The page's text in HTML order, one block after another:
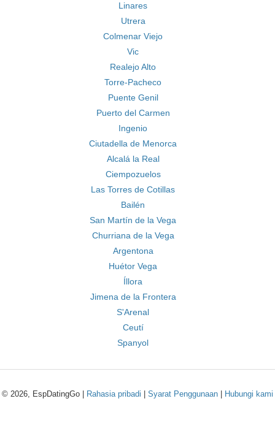
Linares
Utrera
Colmenar Viejo
Vic
Realejo Alto
Torre-Pacheco
Puente Genil
Puerto del Carmen
Ingenio
Ciutadella de Menorca
Alcalá la Real
Ciempozuelos
Las Torres de Cotillas
Bailén
San Martín de la Vega
Churriana de la Vega
Argentona
Huétor Vega
Íllora
Jimena de la Frontera
S'Arenal
Ceutí
Spanyol
© 2026, EspDatingGo | Rahasia pribadi Syarat Penggunaan Hubungi kami